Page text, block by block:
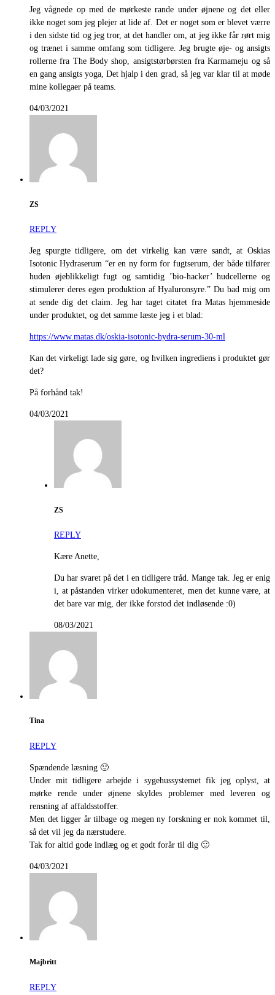
Jeg vågnede op med de mørkeste rande under øjnene og det eller
ikke noget som jeg plejer at lide af. Det er noget som er blevet værre
i den sidste tid og jeg tror, at det handler om, at jeg ikke får rørt mig
og trænet i samme omfang som tidligere. Jeg brugte øje- og ansigts
rollerne fra The Body shop, ansigtstørbørsten fra Karmameju og så
en gang ansigts yoga, Det hjalp i den grad, så jeg var klar til at møde
mine kollegaer på teams.
04/03/2021
ZS
REPLY
Jeg spurgte tidligere, om det virkelig kan være sandt, at Oskias
Isotonic Hydraserum “er en ny form for fugtserum, der både tilfører
huden øjeblikkeligt fugt og samtidig ’bio-hacker’ hudcellerne og
stimulerer deres egen produktion af Hyaluronsyre.” Du bad mig om
at sende dig det claim. Jeg har taget citatet fra Matas hjemmeside
under produktet, og det samme læste jeg i et blad:
https://www.matas.dk/oskia-isotonic-hydra-serum-30-ml
Kan det virkeligt lade sig gøre, og hvilken ingrediens i produktet gør
det?
På forhånd tak!
04/03/2021
ZS
REPLY
Kære Anette,
Du har svaret på det i en tidligere tråd. Mange tak. Jeg er enig
i, at påstanden virker udokumenteret, men det kunne være, at
det bare var mig, der ikke forstod det indløsende :0)
08/03/2021
Tina
REPLY
Spændende læsning 🙂
Under mit tidligere arbejde i sygehussystemet fik jeg oplyst, at
mørke rende under øjnene skyldes problemer med leveren og
rensning af affaldsstoffer.
Men det ligger år tilbage og megen ny forskning er nok kommet til,
så det vil jeg da nærstudere.
Tak for altid gode indlæg og et godt forår til dig 🙂
04/03/2021
Majbritt
REPLY